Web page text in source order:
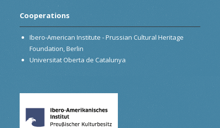
Cooperations
Ibero-American Institute - Prussian Cultural Heritage
Foundation, Berlin
Universitat Oberta de Catalunya